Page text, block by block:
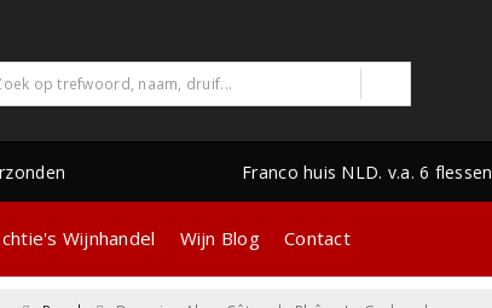
Franco huis NLD. v.a. 6 flessen
Wijnhandel Wijn Blog Contact